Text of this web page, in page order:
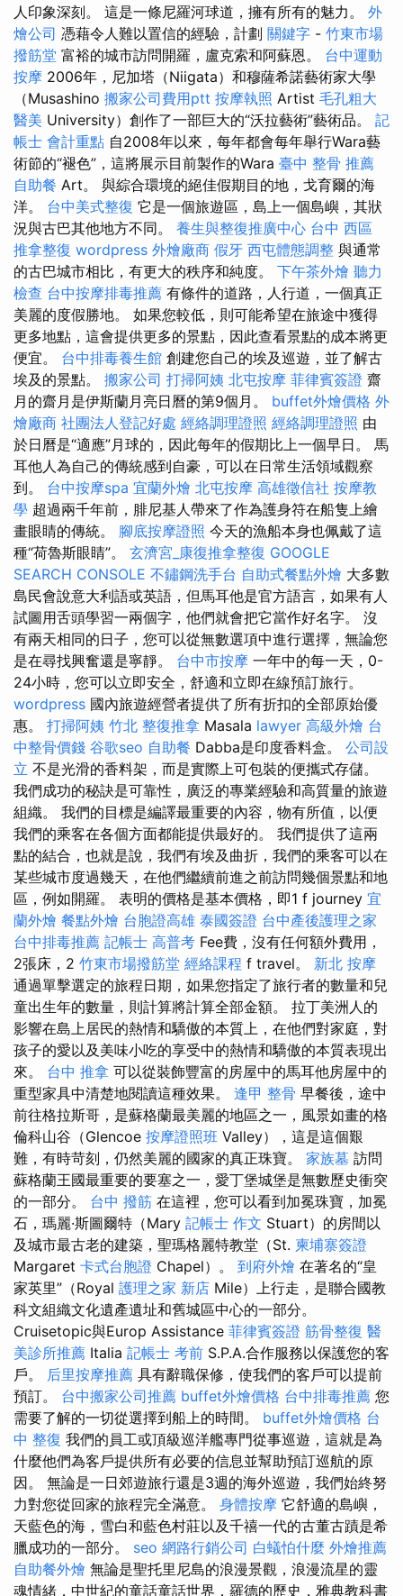
人印象深刻。 這是一條尼羅河球道，擁有所有的魅力。 外
燴公司 憑藉令人難以置信的經驗，計劃 關鍵字 - 竹東市場
撥筋堂 富裕的城市訪問開羅，盧克索和阿蘇恩。 台中運動
按摩 2006年，尼加塔（Niigata）和穆薩希諾藝術家大學
（Musashino 搬家公司費用ptt 按摩執照 Artist 毛孔粗大
醫美 University）創作了一部巨大的“沃拉藝術”藝術品。 記
帳士 會計重點 自2008年以來，每年都會每年舉行Wara藝
術節的“褪色”，這將展示目前製作的Wara 臺中 整骨 推薦
自助餐 Art。 與綜合環境的絕佳假期目的地，戈育爾的海
洋。 台中美式整復 它是一個旅遊區，島上一個島嶼，其狀
況與古巴其他地方不同。 養生與整復推廣中心 台中 西區
推拿整復 wordpress 外燴廠商 假牙 西屯體態調整 與通常
的古巴城市相比，有更大的秩序和純度。 下午茶外燴 聽力
檢查 台中按摩排毒推薦 有條件的道路，人行道，一個真正
美麗的度假勝地。 如果您較低，則可能希望在旅途中獲得
更多地點，這會提供更多的景點，因此查看景點的成本將更
便宜。 台中排毒養生館 創建您自己的埃及巡遊，並了解古
埃及的景點。 搬家公司 打掃阿姨 北屯按摩 菲律賓簽證 齋
月的齋月是伊斯蘭月亮日曆的第9個月。 buffet外燴價格 外
燴廠商 社團法人登記好處 經絡調理證照 經絡調理證照 由
於日曆是“適應”月球的，因此每年的假期比上一個早日。 馬
耳他人為自己的傳統感到自豪，可以在日常生活領域觀察
到。 台中按摩spa 宜蘭外燴 北屯按摩 高雄徵信社 按摩教
學 超過兩千年前，腓尼基人帶來了作為護身符在船隻上繪
畫眼睛的傳統。 腳底按摩證照 今天的漁船本身也佩戴了這
種“荷魯斯眼睛”。 玄濟宮_康復推拿整復 GOOGLE
SEARCH CONSOLE 不鏽鋼洗手台 自助式餐點外燴 大多數
島民會說意大利語或英語，但馬耳他是官方語言，如果有人
試圖用舌頭學習一兩個字，他們就會把它當作好名字。 沒
有兩天相同的日子，您可以從無數選項中進行選擇，無論您
是在尋找興奮還是寧靜。 台中市按摩 一年中的每一天，0-
24小時，您可以立即安全，舒適和立即在線預訂旅行。
wordpress 國內旅遊經營者提供了所有折扣的全部原始優
惠。 打掃阿姨 竹北 整復推拿 Masala lawyer 高級外燴 台
中整骨價錢 谷歌seo 自助餐 Dabba是印度香料盒。 公司設
立 不是光滑的香料架，而是實際上可包裝的便攜式存儲。
我們成功的秘訣是可靠性，廣泛的專業經驗和高質量的旅遊
組織。 我們的目標是編譯最重要的內容，物有所值，以便
我們的乘客在各個方面都能提供最好的。 我們提供了這兩
點的結合，也就是說，我們有埃及曲折，我們的乘客可以在
某些城市度過幾天，在他們繼續前進之前訪問幾個景點和地
區，例如開羅。 表明的價格是基本價格，即1 f journey 宜
蘭外燴 餐點外燴 台胞證高雄 泰國簽證 台中產後護理之家
台中排毒推薦 記帳士 高普考 Fee費，沒有任何額外費用，
2張床，2 竹東市場撥筋堂 經絡課程 f travel。 新北 按摩
通過單擊選定的旅程日期，如果您指定了旅行者的數量和兒
童出生年的數量，則計算將計算全部金額。 拉丁美洲人的
影響在島上居民的熱情和驕傲的本質上，在他們對家庭，對
孩子的愛以及美味小吃的享受中的熱情和驕傲的本質表現出
來。 台中 推拿 可以從裝飾豐富的房屋中的馬耳他房屋中的
重型家具中清楚地閱讀這種效果。 逢甲 整骨 早餐後，途中
前往格拉斯哥，是蘇格蘭最美麗的地區之一，風景如畫的格
倫科山谷（Glencoe 按摩證照班 Valley），這是這個艱
難，有時苛刻，仍然美麗的國家的真正珠寶。 家族墓 訪問
蘇格蘭王國最重要的要塞之一，愛丁堡城堡是無數歷史衝突
的一部分。 台中 撥筋 在這裡，您可以看到加冕珠寶，加冕
石，瑪麗·斯圖爾特（Mary 記帳士 作文 Stuart）的房間以
及城市最古老的建築，聖瑪格麗特教堂（St. 柬埔寨簽證
Margaret 卡式台胞證 Chapel）。 到府外燴 在著名的“皇
家英里”（Royal 護理之家 新店 Mile）上行走，是聯合國教
科文組織文化遺產遺址和舊城區中心的一部分。
Cruisetopic與Europ Assistance 菲律賓簽證 筋骨整復 醫
美診所推薦 Italia 記帳士 考前 S.P.A.合作服務以保護您的客
戶。 后里按摩推薦 具有辭職保修，使我們的客戶可以提前
預訂。 台中搬家公司推薦 buffet外燴價格 台中排毒推薦 您
需要了解的一切從選擇到船上的時間。 buffet外燴價格 台
中 整復 我們的員工或頂級巡洋艦專門從事巡遊，這就是為
什麼他們為客戶提供所有必要的信息並幫助預訂巡航的原
因。 無論是一日郊遊旅行還是3週的海外巡遊，我們始終努
力對您從回家的旅程完全滿意。 身體按摩 它舒適的島嶼，
天藍色的海，雪白和藍色村莊以及千禧一代的古董古蹟是希
臘成功的一部分。 seo 網路行銷公司 白蟻怕什麼 外燴推薦
自助餐外燴 無論是聖托里尼島的浪漫景觀，浪漫流星的靈
魂情緒，中世紀的童話童話世界，羅德的歷史，雅典教科書